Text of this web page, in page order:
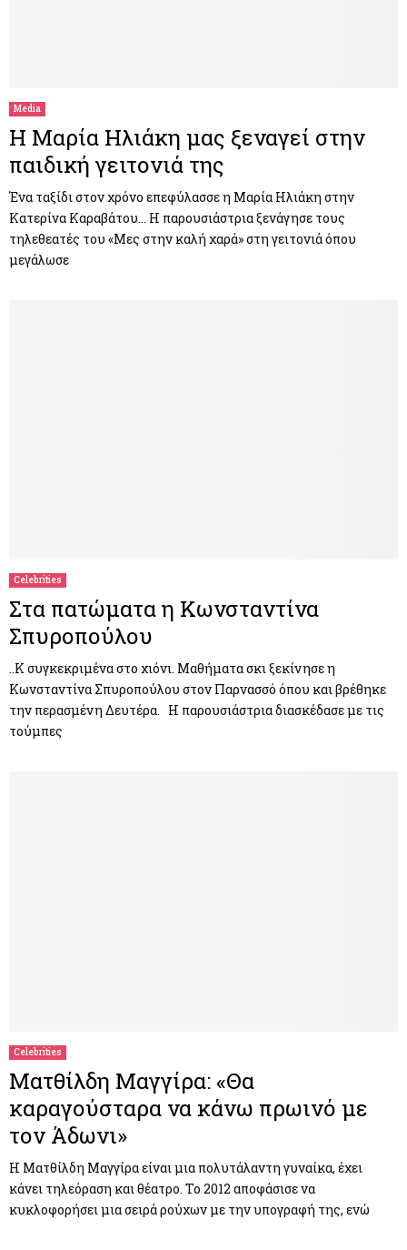
Media
Η Μαρία Ηλιάκη μας ξεναγεί στην
παιδική γειτονιά της
Ένα ταξίδι στον χρόνο επεφύλασσε η Μαρία Ηλιάκη στην
Κατερίνα Καραβάτου… Η παρουσιάστρια ξενάγησε τους
τηλεθεατές του «Μες στην καλή χαρά» στη γειτονιά όπου
μεγάλωσε
Celebrities
Στα πατώματα η Κωνσταντίνα
Σπυροπούλου
..Κ συγκεκριμένα στο χιόνι. Μαθήματα σκι ξεκίνησε η
Κωνσταντίνα Σπυροπούλου στον Παρνασσό όπου και βρέθηκε
την περασμένη Δευτέρα. Η παρουσιάστρια διασκέδασε με τις
τούμπες
Celebrities
Ματθίλδη Μαγγίρα: «Θα
καραγούσταρα να κάνω πρωινό με
τον Άδωνι»
Η Ματθίλδη Μαγγίρα είναι μια πολυτάλαντη γυναίκα, έχει
κάνει τηλεόραση και θέατρο. Το 2012 αποφάσισε να
κυκλοφορήσει μια σειρά ρούχων με την υπογραφή της, ενώ